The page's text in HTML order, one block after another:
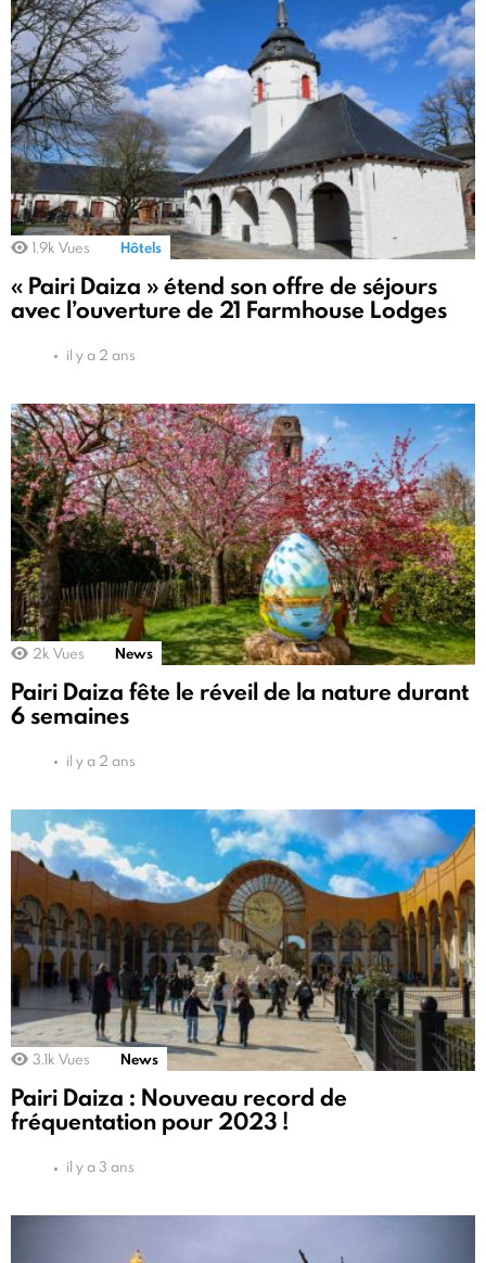
1.9k Vues Hôtels
« Pairi Daiza » étend son offre de séjours
avec l’ouverture de 21 Farmhouse Lodges
il y a 2 ans
2k Vues News
Pairi Daiza fête le réveil de la nature durant
6 semaines
il y a 2 ans
3.1k Vues News
Pairi Daiza : Nouveau record de
fréquentation pour 2023 !
il y a 3 ans